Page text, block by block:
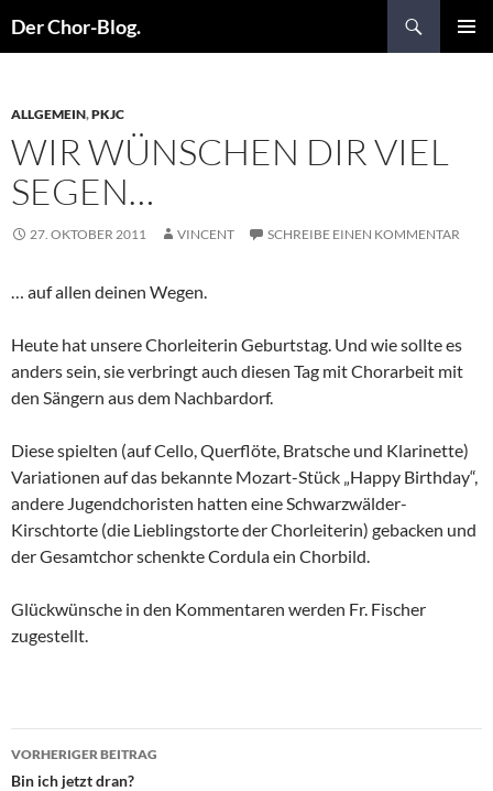
Der Chor-Blog.
ALLGEMEIN,PKJC
WIR WÜNSCHEN DIR VIEL
SEGEN…
27. OKTOBER 2011 VINCENT SCHREIBE EINEN KOMMENTAR
… auf allen deinen Wegen.
Heute hat unsere Chorleiterin Geburtstag. Und wie sollte es
anders sein, sie verbringt auch diesen Tag mit Chorarbeit mit
den Sängern aus dem Nachbardorf.
Diese spielten (auf Cello, Querflöte, Bratsche und Klarinette)
Variationen auf das bekannte Mozart-Stück „Happy Birthday“,
andere Jugendchoristen hatten eine Schwarzwälder-
Kirschtorte (die Lieblingstorte der Chorleiterin) gebacken und
der Gesamtchor schenkte Cordula ein Chorbild.
Glückwünsche in den Kommentaren werden Fr. Fischer
zugestellt.
Beitragsnavigation
VORHERIGER BEITRAG
Bin ich jetzt dran?